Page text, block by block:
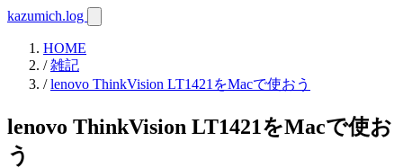
kazumich.log
HOME
/雑記
/lenovo ThinkVision LT1421をMacで使おう
lenovo ThinkVision LT1421をMacで使お
う